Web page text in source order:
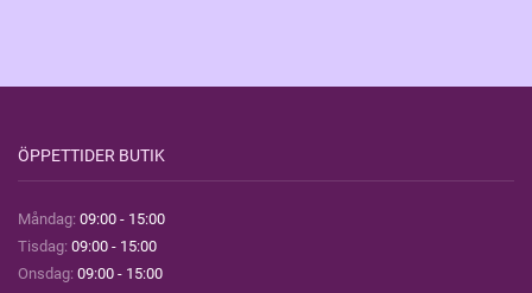
ÖPPETTIDER BUTIK
Måndag: 09:00 - 15:00
Tisdag: 09:00 - 15:00
Onsdag: 09:00 - 15:00